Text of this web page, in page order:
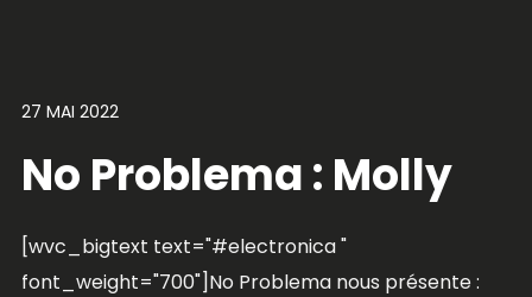
27 MAI 2022
No Problema : Molly
[wvc_bigtext text="#electronica "
font_weight="700"]No Problema nous présente :